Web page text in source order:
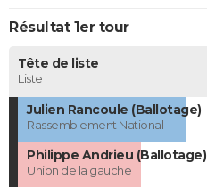
Résultat 1er tour
Tête de liste
Liste
Julien Rancoule (Ballotage)
Rassemblement National
Philippe Andrieu (Ballotage)
Union de la gauche